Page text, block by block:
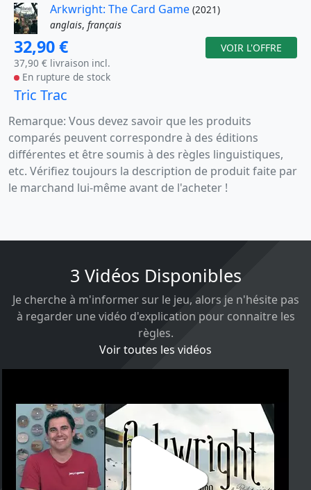
Arkwright: The Card Game (2021)
anglais, français
32,90 €
37,90 € livraison incl.
En rupture de stock
VOIR L'OFFRE
Tric Trac
Remarque: Vous devez savoir que les produits
comparés peuvent correspondre à des éditions
différentes et être soumis à des règles linguistiques,
etc. Vérifiez toujours la description de produit faite par
le marchand lui-même avant de l'acheter !
3 Vidéos Disponibles
Je cherche à m'informer sur le jeu, alors je n'hésite pas
à regarder une vidéo d'explication pour connaitre les
règles.
Voir toutes les vidéos